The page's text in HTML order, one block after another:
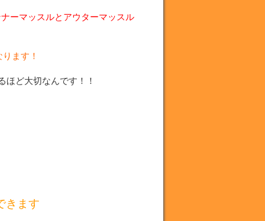
ーマッスルとアウターマッスル
ます！
ほど大切なんです！！
きます